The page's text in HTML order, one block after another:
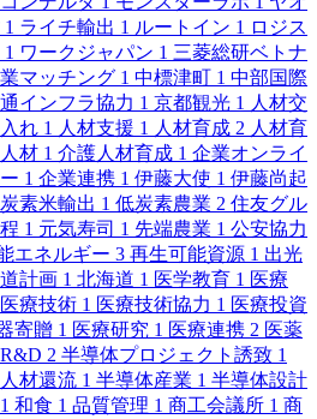
1 ライチ輸出 1 ルートイン 1 ロジス
1 ワークジャパン 1 三菱総研ベトナ
マッチング 1 中標津町 1 中部国際
インフラ協力 1 京都観光 1 人材交
れ 1 人材支援 1 人材育成 2 人材育
材 1 介護人材育成 1 企業オンライ
1 企業連携 1 伊藤大使 1 伊藤尚起
素米輸出 1 低炭素農業 2 住友グル
1 元気寿司 1 先端農業 1 公安協力
エネルギー 3 再生可能資源 1 出光
計画 1 北海道 1 医学教育 1 医療
医療技術 1 医療技術協力 1 医療投資
寄贈 1 医療研究 1 医療連携 2 医薬
2 半導体プロジェクト誘致 1
材還流 1 半導体産業 1 半導体設計
1 和食 1 品質管理 1 商工会議所 1 商